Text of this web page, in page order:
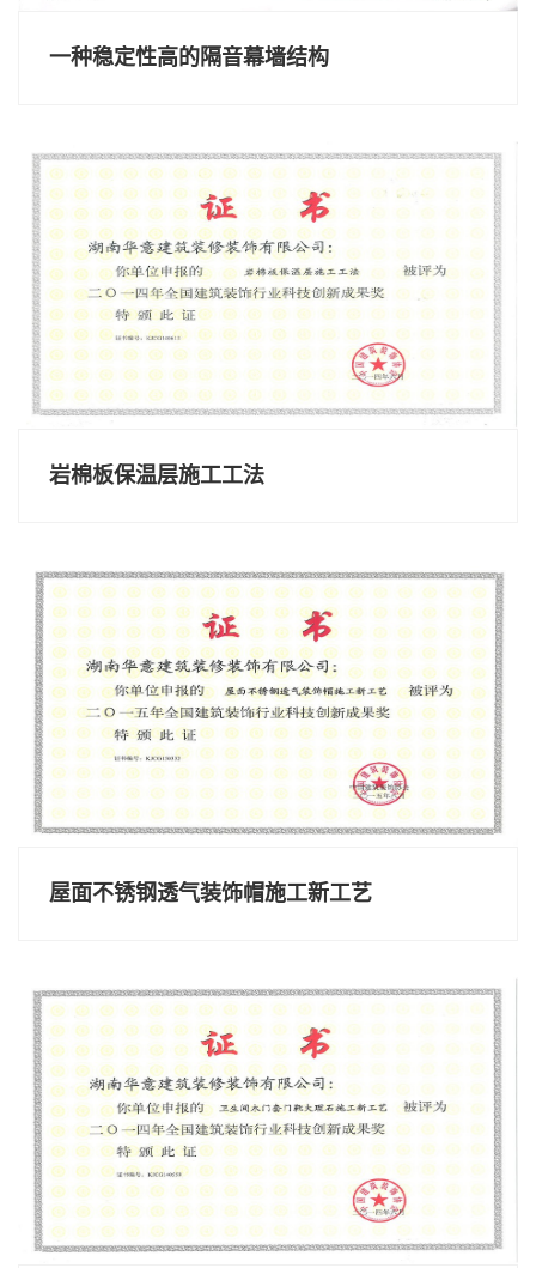
一种稳定性高的隔音幕墙结构
岩棉板保温层施工工法
屋面不锈钢透气装饰帽施工新工艺